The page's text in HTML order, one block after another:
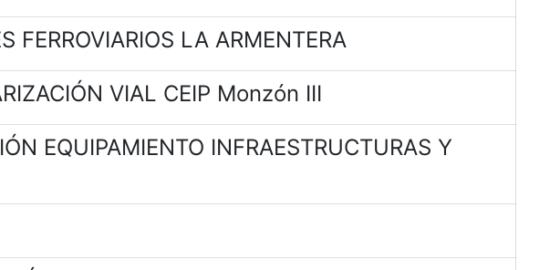
FERROVIARIOS LA ARMENTERA
VIAL CEIP Monzón III
EQUIPAMIENTO INFRAESTRUCTURAS Y